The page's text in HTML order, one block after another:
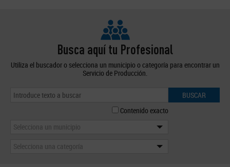
Busca aquí tu Profesional
Utiliza el buscador o selecciona un municipio o categoría para encontrar un
Servicio de Producción.
BUSCAR
Contenido exacto
Selecciona un municipio
Selecciona una categoría